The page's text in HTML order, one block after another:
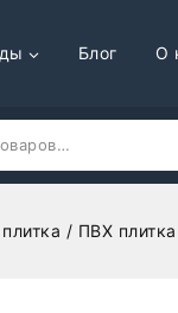
Блог О
/ ПВХ